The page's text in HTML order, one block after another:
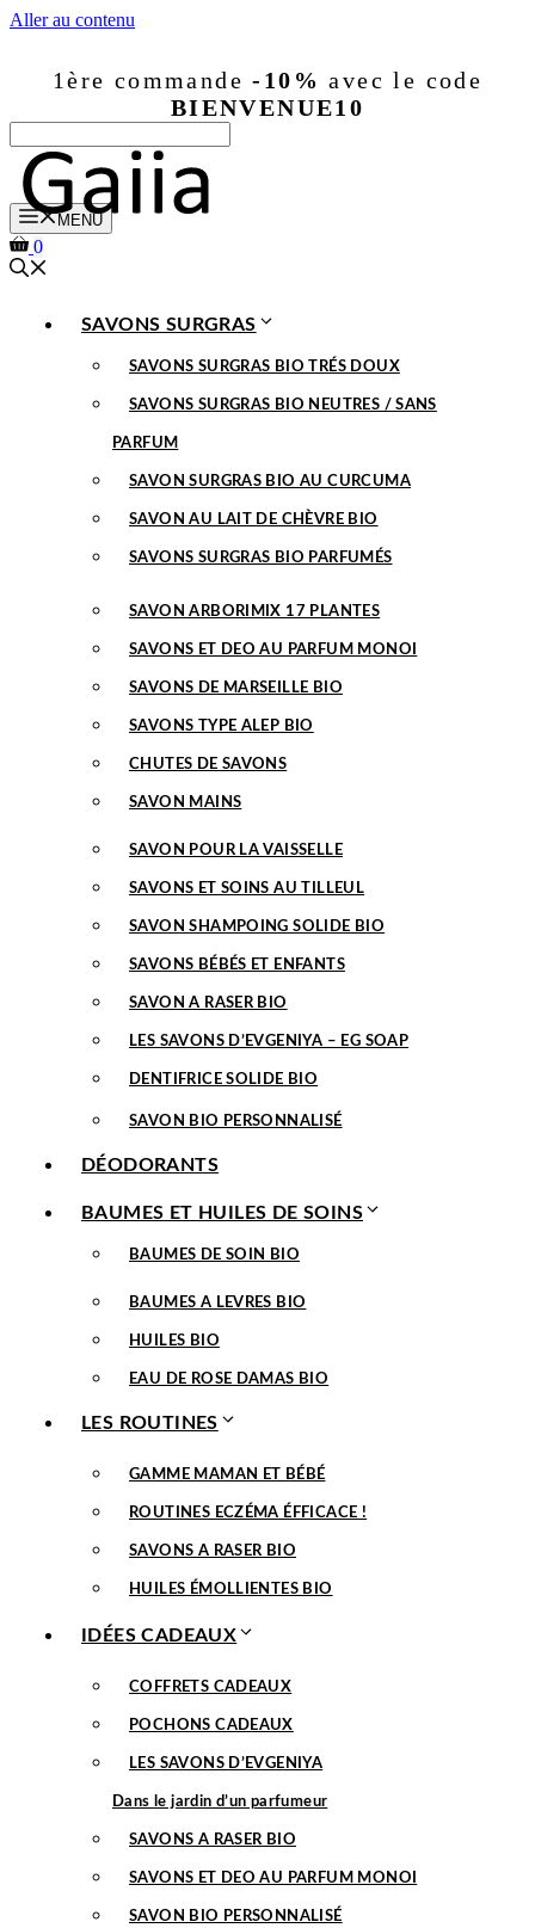
Aller au contenu
1ère commande-10% avec le code
BIENVENUE10
MENU
0
SAVONS SURGRAS
SAVONS SURGRAS BIO TRÉS DOUX
SAVONS SURGRAS BIO NEUTRES / SANS
PARFUM
SAVON SURGRAS BIO AU CURCUMA
SAVON AU LAIT DE CHÈVRE BIO
SAVONS SURGRAS BIO PARFUMÉS
SAVON ARBORIMIX 17 PLANTES
SAVONS ET DEO AU PARFUM MONOI
SAVONS DE MARSEILLE BIO
SAVONS TYPE ALEP BIO
CHUTES DE SAVONS
SAVON MAINS
SAVON POUR LA VAISSELLE
SAVONS ET SOINS AU TILLEUL
SAVON SHAMPOING SOLIDE BIO
SAVONS BÉBÉS ET ENFANTS
SAVON A RASER BIO
LES SAVONS D’EVGENIYA – EG SOAP
DENTIFRICE SOLIDE BIO
SAVON BIO PERSONNALISÉ
DÉODORANTS
BAUMES ET HUILES DE SOINS
BAUMES DE SOIN BIO
BAUMES A LEVRES BIO
HUILES BIO
EAU DE ROSE DAMAS BIO
LES ROUTINES
GAMME MAMAN ET BÉBÉ
ROUTINES ECZÉMA ÉFFICACE !
SAVONS A RASER BIO
HUILES ÉMOLLIENTES BIO
IDÉES CADEAUX
COFFRETS CADEAUX
POCHONS CADEAUX
LES SAVONS D’EVGENIYA
Dans le jardin d’un parfumeur
SAVONS A RASER BIO
SAVONS ET DEO AU PARFUM MONOI
SAVON BIO PERSONNALISÉ